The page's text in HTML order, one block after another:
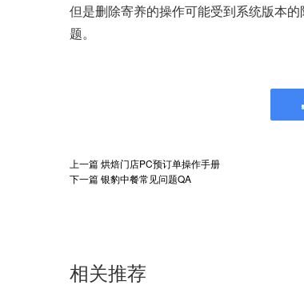
但是删除寄养的操作可能受到系统版本
题。
上一篇烘焙门店PC预订单操作手册
下一篇银豹中餐常见问题QA
相关推荐